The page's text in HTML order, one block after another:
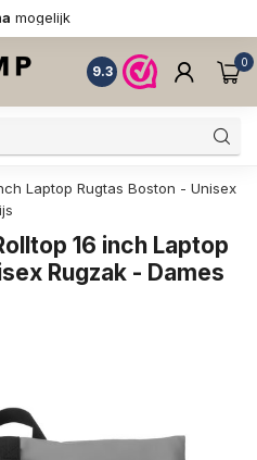
mogelijk
9.3
0
Laptop Rugtas Boston - Unisex
16 inch Laptop
Rugzak - Dames